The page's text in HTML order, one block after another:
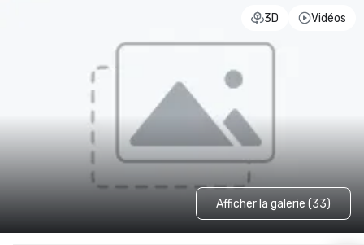
3D Vidéos
Afficher la galerie (33)